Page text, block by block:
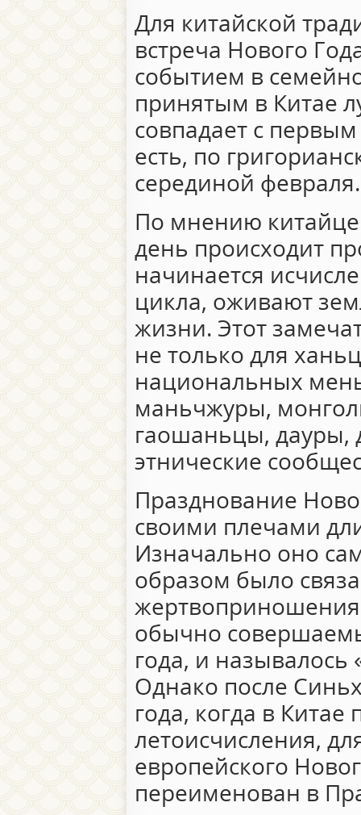
Для китайской
встреча Нового
событием в
принятым в Китае
совпадает с
есть, по
серединой февраля.
По мнению
день происходит
начинается
цикла, оживают
жизни. Этот
не только для
национальных
маньчжуры,
гаошаньцы, дауры,
этнические
Празднование
своими плечами
Изначально оно
образом было
обычно
года, и
Однако после
года, когда в
летоисчисления,
европейского
переименован в